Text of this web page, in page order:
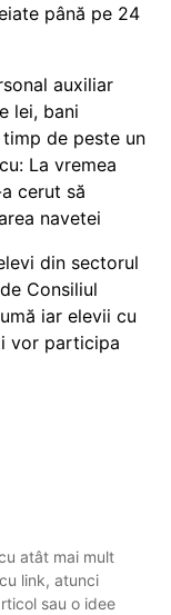
până pe 24
auxiliar
lei, bani
de peste un
La vremea
cerut să
navetei
din sectorul
Consiliul
iar elevii cu
vor participa
atât mai mult
link, atunci
sau o idee